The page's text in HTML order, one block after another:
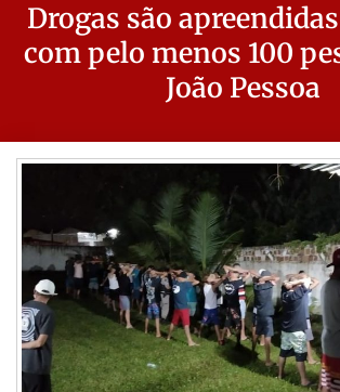
Drogas são
com pelo menos 100
João Pessoa